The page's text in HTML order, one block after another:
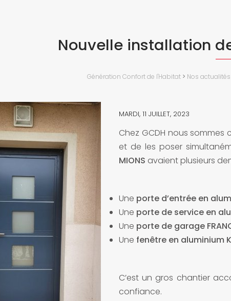
Nouvelle installation
Génération Confort de l'Habitat > Nos actualités
MARDI, 11 JUILLET, 2023
Chez GCDH nous
et de les poser
MIONS avaient plusieurs
Une porte d’entrée en
Une porte de service en
Une porte de garage
Une fenêtre en aluminium
C’est un gros chantier
confiance.